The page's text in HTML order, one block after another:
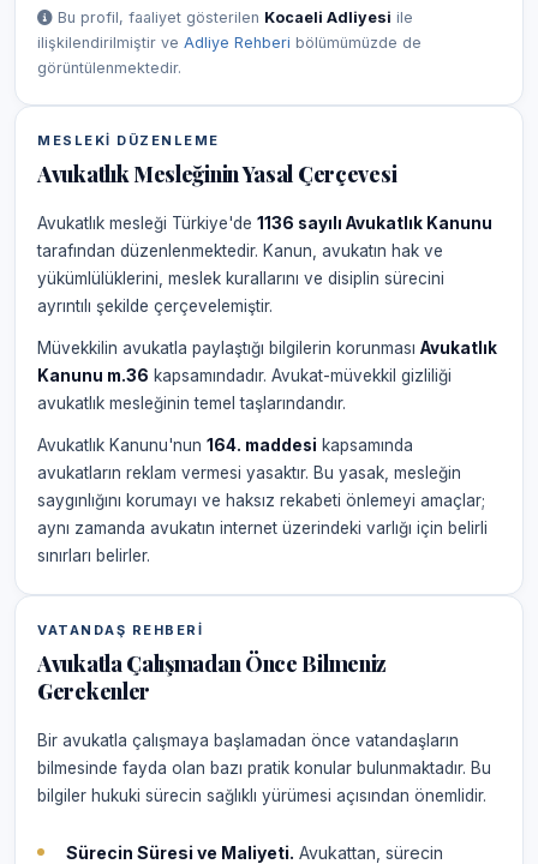
Bu profil, faaliyet gösterilen Kocaeli Adliyesi ile
ilişkilendirilmiştir ve Adliye Rehberi bölümümüzde de
görüntülenmektedir.
MESLEKI DÜZENLEME
Avukatlık Mesleğinin Yasal Çerçevesi
Avukatlık mesleği Türkiye'de 1136 sayılı Avukatlık Kanunu
tarafından düzenlenmektedir. Kanun, avukatın hak ve
yükümlülüklerini, meslek kurallarını ve disiplin sürecini
ayrıntılı şekilde çerçevelemiştir.
Müvekkilin avukatla paylaştığı bilgilerin korunması Avukatlık
Kanunu m.36 kapsamındadır. Avukat-müvekkil gizliliği
avukatlık mesleğinin temel taşlarındandır.
Avukatlık Kanunu'nun 164. maddesi kapsamında
avukatların reklam vermesi yasaktır. Bu yasak, mesleğin
saygınlığını korumayı ve haksız rekabeti önlemeyi amaçlar;
aynı zamanda avukatın internet üzerindeki varlığı için belirli
sınırları belirler.
VATANDAŞ REHBERI
Avukatla Çalışmadan Önce Bilmeniz
Gerekenler
Bir avukatla çalışmaya başlamadan önce vatandaşların
bilmesinde fayda olan bazı pratik konular bulunmaktadır. Bu
bilgiler hukuki sürecin sağlıklı yürümesi açısından önemlidir.
Sürecin Süresi ve Maliyeti. Avukattan, sürecin